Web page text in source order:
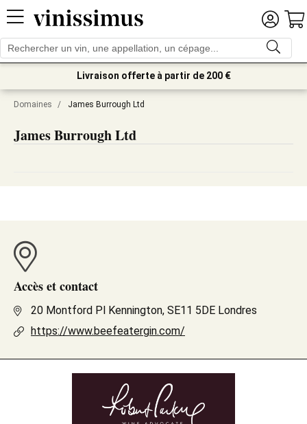
Livraison offerte à partir de 200 €
Domaines / James Burrough Ltd
James Burrough Ltd
Accès et contact
20 Montford Pl Kennington, SE11 5DE Londres
https://www.beefeatergin.com/